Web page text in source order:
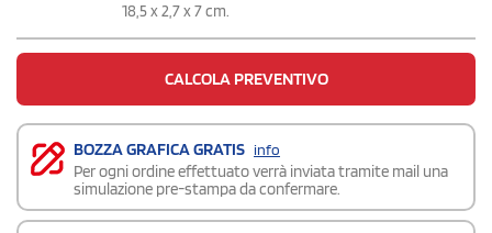
18,5 x 2,7 x 7 cm.
CALCOLA PREVENTIVO
BOZZA GRAFICA GRATIS info
Per ogni ordine effettuato verrà inviata tramite mail una
simulazione pre-stampa da confermare.